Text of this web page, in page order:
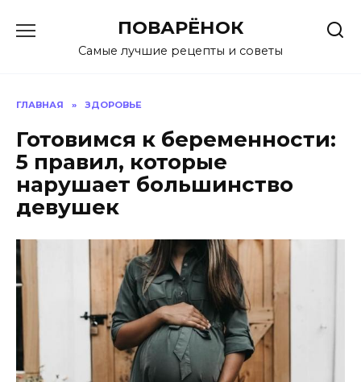
содержанию
ПОВАРЁНОК
Самые лучшие рецепты и советы
ГЛАВНАЯ » ЗДОРОВЬЕ
Готовимся к беременности:
5 правил, которые
нарушает большинство
девушек